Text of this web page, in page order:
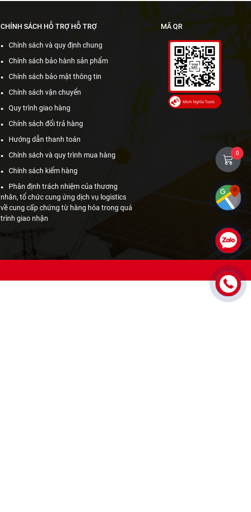
CHÍNH SÁCH HỖ TRỢ HỖ TRỢ
Chính sách và quy định chung
Chính sách bảo hành sản phẩm
Chính sách bảo mật thông tin
Chính sách vận chuyển
Quy trình giao hàng
Chính sách đổi trả hàng
Hướng dẫn thanh toán
Chính sách và quy trình mua hàng
Chính sách kiểm hàng
Phân định trách nhiệm của thương
nhân, tổ chức cung ứng dịch vụ logistics
về cung cấp chứng từ hàng hóa trong quá
trình giao nhận
MÃ QR
0